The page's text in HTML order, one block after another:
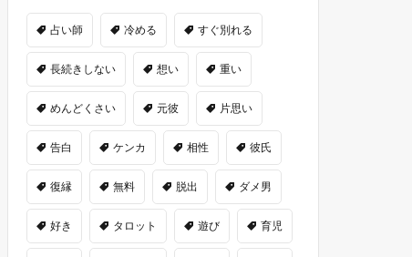
占い師 冷める すぐ別れる
長続きしない 想い 重い
めんどくさい 元彼 片思い
告白 ケンカ 相性 彼氏
復縁 無料 脱出 ダメ男
好き タロット 遊び 育児